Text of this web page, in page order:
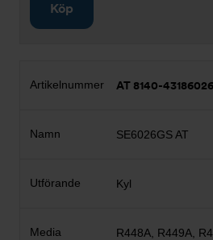
Köp
AT 8140-43186026
SE6026GS AT
Kyl
R448A, R449A,